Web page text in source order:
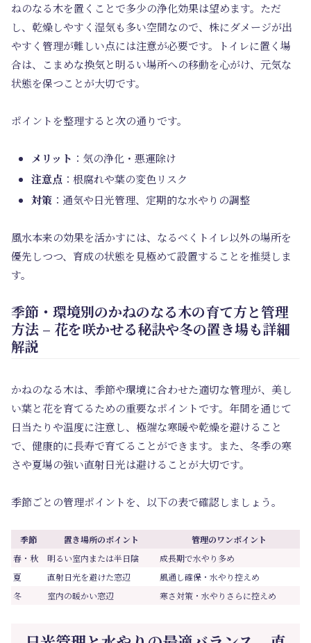
ねのなる木を置くことで多少の浄化効果は望めます。ただ
し、乾燥しやすく湿気も多い空間なので、株にダメージが出
やすく管理が難しい点には注意が必要です。トイレに置く場
合は、こまめな換気と明るい場所への移動を心がけ、元気な
状態を保つことが大切です。
ポイントを整理すると次の通りです。
メリット ：気の浄化・悪運除け
注意点 ：根腐れや葉の変色リスク
対策 ：通気や日光管理、定期的な水やりの調整
風水本来の効果を活かすには、なるべくトイレ以外の場所を
優先しつつ、育成の状態を見極めて設置することを推奨しま
す。
季節・環境別のかねのなる木の育て方と管理
方法 – 花を咲かせる秘訣や冬の置き場も詳細
解説
かねのなる木は、季節や環境に合わせた適切な管理が、美し
い葉と花を育てるための重要なポイントです。年間を通じて
日当たりや温度に注意し、極端な寒暖や乾燥を避けること
で、健康的に長寿で育てることができます。また、冬季の寒
さや夏場の強い直射日光は避けることが大切です。
季節ごとの管理ポイントを、以下の表で確認しましょう。
季節 置き場所のポイント
管理のワンポイント
春・秋
明るい室内または半日陰
成長期で水やり多め
夏
直射日光を避けた窓辺
風通し確保・水やり控えめ
冬
室内の暖かい窓辺 寒さ対策・水やりさらに控えめ